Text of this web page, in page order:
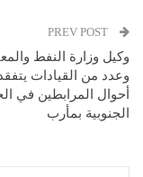
وكيل وزارة النفط
وعدد من القيادات
أحوال المرابطين في
الجنوبية بمأرب